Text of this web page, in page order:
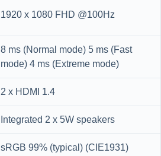
1920 x 1080 FHD @100Hz
8 ms (Normal mode) 5 ms (Fast
mode) 4 ms (Extreme mode)
2 x HDMI 1.4
Integrated 2 x 5W speakers
sRGB 99% (typical) (CIE1931)